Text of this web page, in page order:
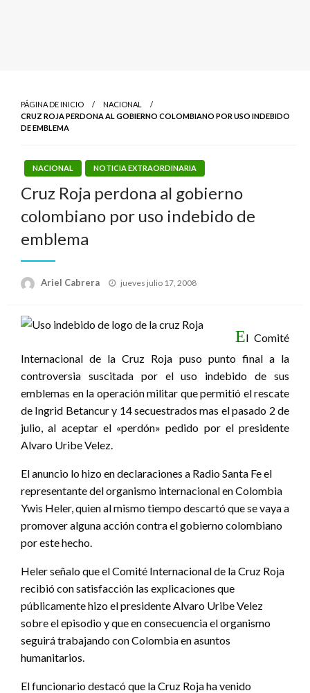
PÁGINA DE INICIO
NACIONAL
CRUZ ROJA PERDONA AL GOBIERNO COLOMBIANO POR USO INDEBIDO
DE EMBLEMA
NACIONAL NOTICIA EXTRAORDINARIA
Cruz Roja perdona al gobierno
colombiano por uso indebido de
emblema
Ariel Cabrera
Publicado
jueves julio 17, 2008
El Comité
Internacional de la Cruz Roja puso punto final a la
controversia suscitada por el uso indebido de sus
emblemas en la operación militar que permitió el rescate
de Ingrid Betancur y 14 secuestrados mas el pasado 2 de
julio, al aceptar el «perdón» pedido por el presidente
Alvaro Uribe Velez.
El anuncio lo hizo en declaraciones a Radio Santa Fe el
representante del organismo internacional en Colombia
Ywis Heler, quien al mismo tiempo descartó que se vaya a
promover alguna acción contra el gobierno colombiano
por este hecho.
Heler señalo que el Comité Internacional de la Cruz Roja
recibió con satisfacción las explicaciones que
públicamente hizo el presidente Alvaro Uribe Velez
sobre el episodio y que en consecuencia el organismo
seguirá trabajando con Colombia en asuntos
humanitarios.
El funcionario destacó que la Cruz Roja ha venido